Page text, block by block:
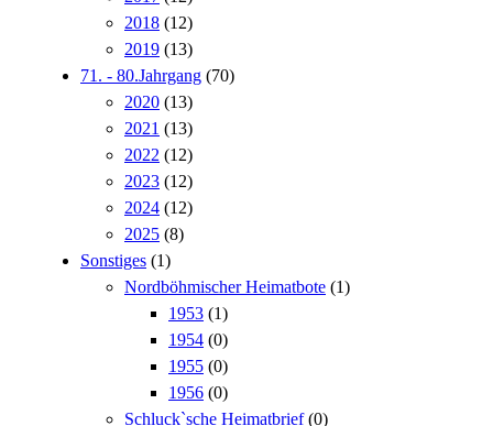
2018 (12)
2019 (13)
71. - 80.Jahrgang (70)
2020 (13)
2021 (13)
2022 (12)
2023 (12)
2024 (12)
2025 (8)
Sonstiges (1)
Nordböhmischer Heimatbote (1)
1953 (1)
1954 (0)
1955 (0)
1956 (0)
Schluck`sche Heimatbrief (0)